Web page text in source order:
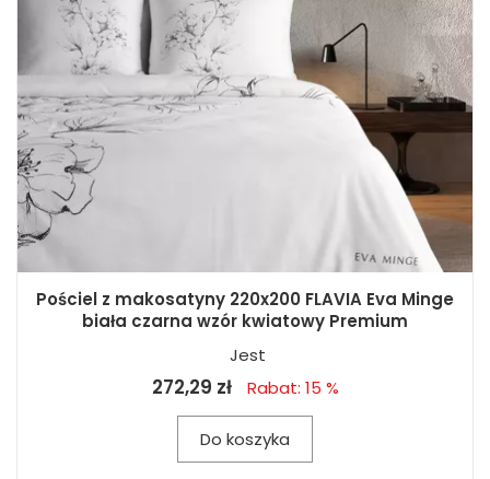
Pościel z makosatyny 220x200 FLAVIA Eva Minge
biała czarna wzór kwiatowy Premium
Jest
272,29 zł Rabat: 15 %
Do koszyka